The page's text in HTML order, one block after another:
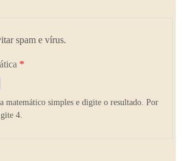
spam e vírus.
*
matemático simples e digite o resultado. Por
4.